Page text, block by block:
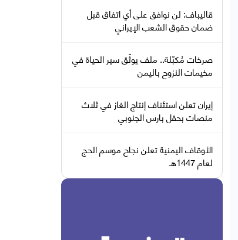
قاليباف: لن نوافق على أي اتفاق قبل
ضمان حقوق الشعب الإيراني
صرخات مُكبّلة.. ملف يوثّق سير الحياة في
مخيمات النزوح باليمن
إيران تعلن استئناف إنتاج الغاز في ثلاث
منصات بحقل بارس الجنوبي
الأوقاف اليمنية تعلن نجاح موسم الحج
لعام 1447هـ